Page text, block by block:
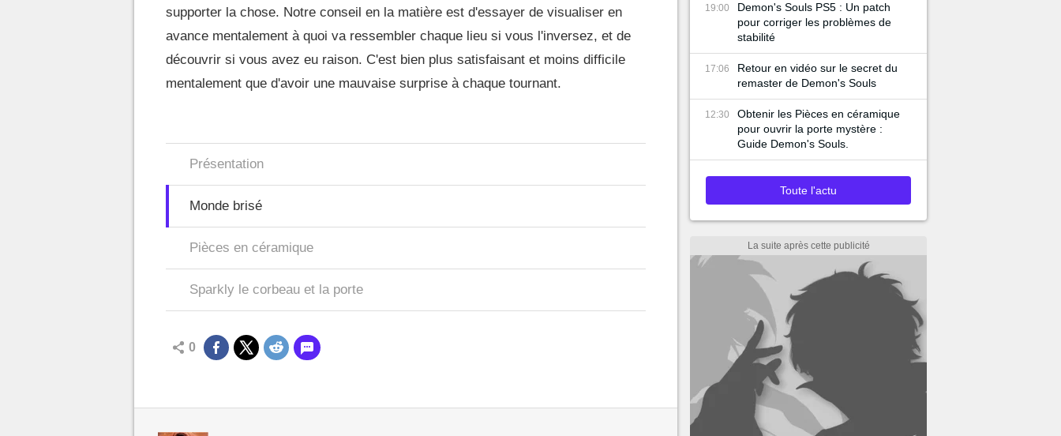
supporter la chose. Notre conseil en la matière est d'essayer de visualiser en
avance mentalement à quoi va ressembler chaque lieu si vous l'inversez, et de
découvrir si vous avez eu raison. C'est bien plus satisfaisant et moins difficile
mentalement que d'avoir une mauvaise surprise à chaque tournant.
Présentation
Monde brisé
Pièces en céramique
Sparkly le corbeau et la porte
0
19:00
Demon's Souls PS5 : Un patch
pour corriger les problèmes de
stabilité
17:06
Retour en vidéo sur le secret du
remaster de Demon's Souls
12:30
Obtenir les Pièces en céramique
pour ouvrir la porte mystère :
Guide Demon's Souls.
Toute l'actu